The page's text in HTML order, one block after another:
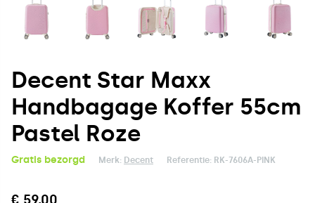
Decent Star Maxx
Handbagage Koffer 55cm
Pastel Roze
Gratis bezorgd Merk: Decent Referentie: RK-7606A-PINK
€ 59,00